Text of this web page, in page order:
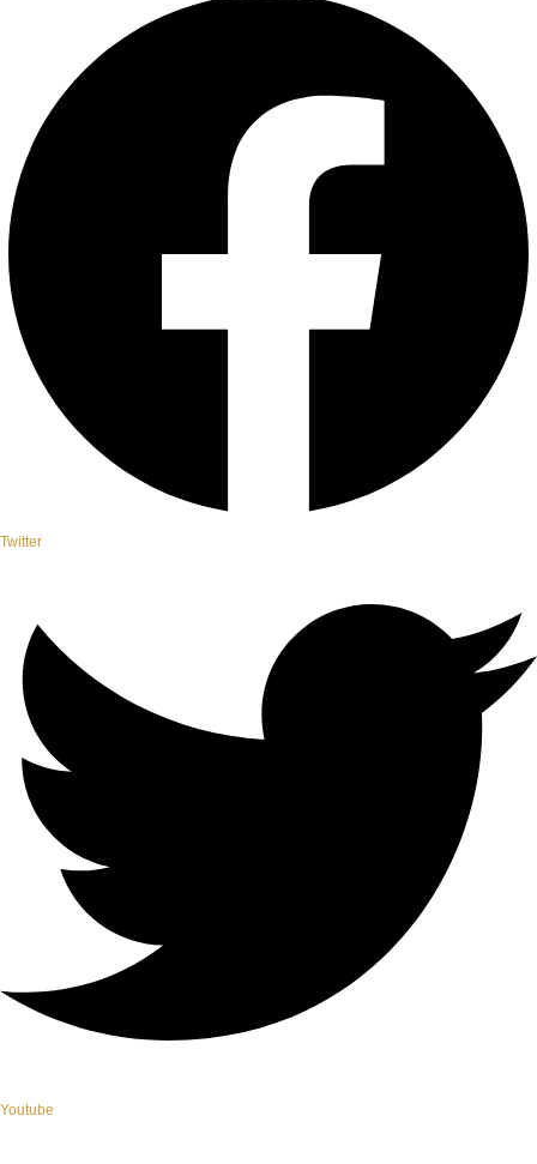
Twitter
Youtube